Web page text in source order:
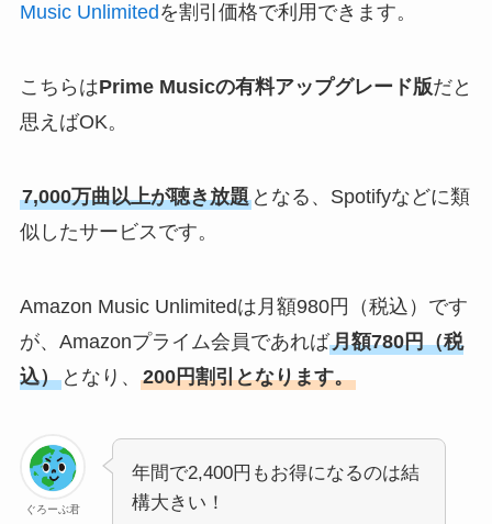
Music Unlimited を割引価格で利用できます。
こちらはPrime Musicの有料アップグレード版だと
思えばOK。
7,000万曲以上が聴き放題となる、Spotifyなどに類
似したサービスです。
Amazon Music Unlimitedは月額980円（税込）です
が、Amazonプライム会員であれば月額780円（税
込）となり、 200円割引となります。
ぐろーぶ君
年間で2,400円もお得になるのは結
構大きい！